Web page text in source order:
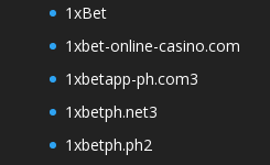
1xBet
1xbet-online-casino.com
1xbetapp-ph.com3
1xbetph.net3
1xbetph.ph2